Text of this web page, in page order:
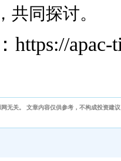
共同探讨。
apac-
无关。 文章内容仅供参考，不构成投资建